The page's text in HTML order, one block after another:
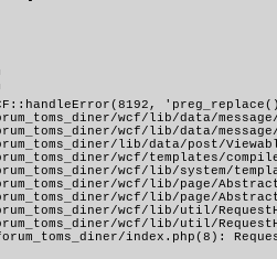
forum_toms_diner/wcf/lib/data/
wcf/lib/data/
forum_toms_diner/lib/data/post/
wcf/templates/
wcf/lib/system/
wcf/lib/page/
wcf/lib/page/
wcf/lib/util/
wcf/lib/util/
index.php(8):